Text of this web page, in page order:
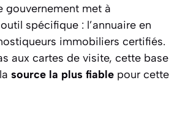
gouvernement met à
spécifique : l’annuaire en
immobiliers certifiés.
aux cartes de visite, cette base
source la plus fiable pour cette